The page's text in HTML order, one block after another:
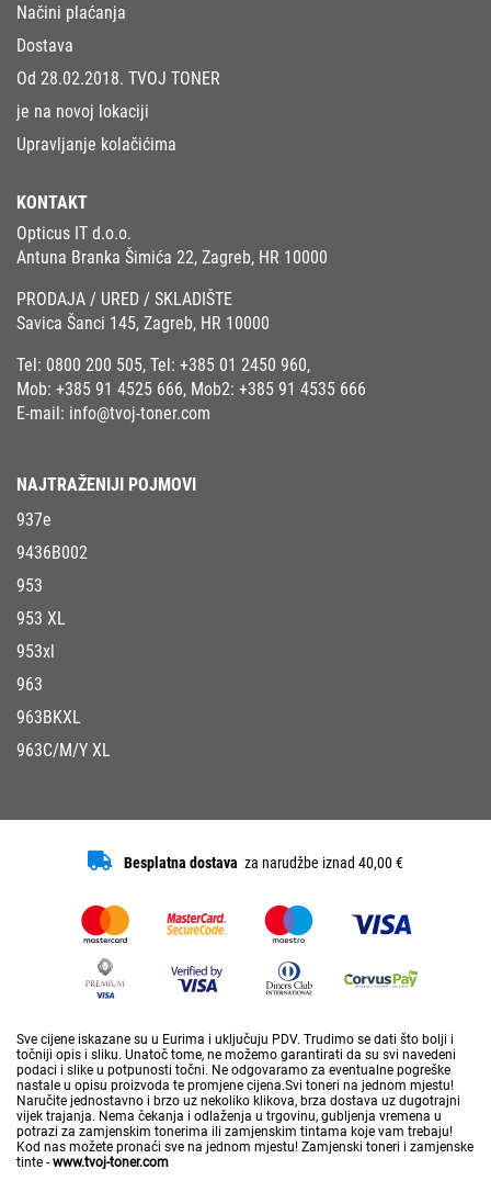
Načini plaćanja
Dostava
Od 28.02.2018. TVOJ TONER
je na novoj lokaciji
Upravljanje kolačićima
KONTAKT
Opticus IT d.o.o.
Antuna Branka Šimića 22, Zagreb, HR 10000
PRODAJA / URED / SKLADIŠTE
Savica Šanci 145, Zagreb, HR 10000
Tel: 0800 200 505, Tel: +385 01 2450 960,
Mob: +385 91 4525 666, Mob2: +385 91 4535 666
E-mail: info@tvoj-toner.com
NAJTRAŽENIJI POJMOVI
937e
9436B002
953
953 XL
953xl
963
963BKXL
963C/M/Y XL
Besplatna dostava za narudžbe iznad 40,00 €
Sve cijene iskazane su u Eurima i uključuju PDV. Trudimo se dati što bolji i
točniji opis i sliku. Unatoč tome, ne možemo garantirati da su svi navedeni
podaci i slike u potpunosti točni. Ne odgovaramo za eventualne pogreške
nastale u opisu proizvoda te promjene cijena.Svi toneri na jednom mjestu!
Naručite jednostavno i brzo uz nekoliko klikova, brza dostava uz dugotrajni
vijek trajanja. Nema čekanja i odlaženja u trgovinu, gubljenja vremena u
potrazi za zamjenskim tonerima ili zamjenskim tintama koje vam trebaju!
Kod nas možete pronaći sve na jednom mjestu! Zamjenski toneri i zamjenske
tinte - www.tvoj-toner.com